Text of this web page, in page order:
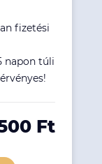
fizetési
napon túli
Ft